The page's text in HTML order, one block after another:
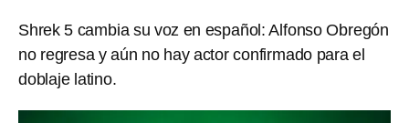
Shrek 5 cambia su voz en español: Alfonso Obregón
no regresa y aún no hay actor confirmado para el
doblaje latino.